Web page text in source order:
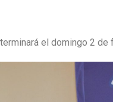
el domingo 2 de